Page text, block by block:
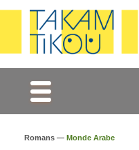
Romans — Monde Arabe